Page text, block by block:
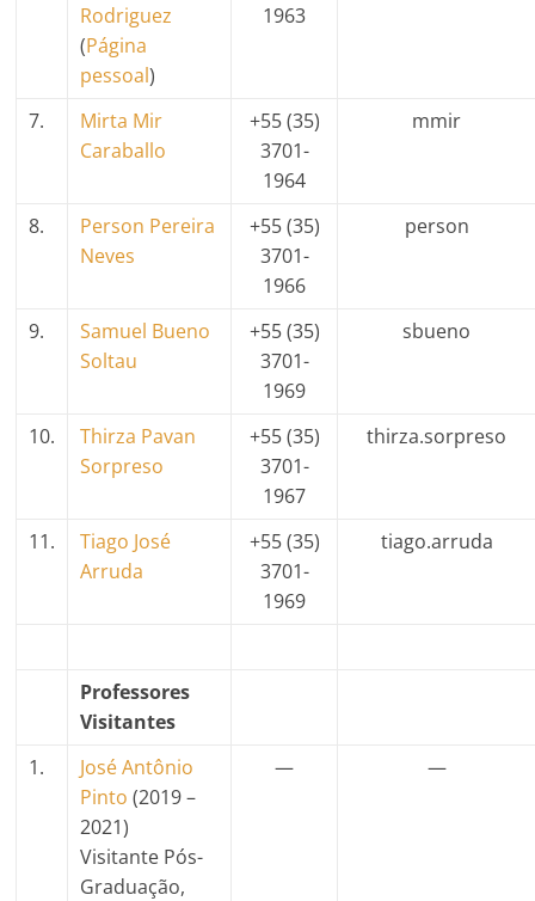
Rodriguez
(Página
pessoal)
1963
7.
Mirta Mir
Caraballo
+55 (35)
3701-
1964
mmir
8.
Person Pereira
Neves
+55 (35)
3701-
1966
person
9.
Samuel Bueno
Soltau
+55 (35)
3701-
1969
sbueno
10.
Thirza Pavan
Sorpreso
+55 (35)
3701-
1967
thirza.sorpreso
11.
Tiago José
Arruda
+55 (35)
3701-
1969
tiago.arruda
Professores
Visitantes
1.
José Antônio
Pinto (2019 –
2021)
Visitante Pós-
Graduação,
— —